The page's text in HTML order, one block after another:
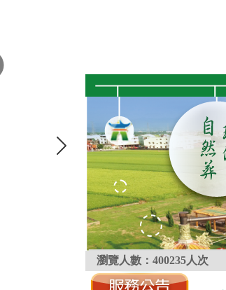
瀏覽人數： 400235人次